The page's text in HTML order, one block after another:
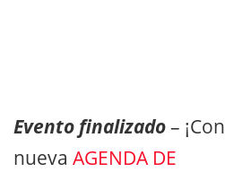
Evento finalizado–
nueva AGENDA DE